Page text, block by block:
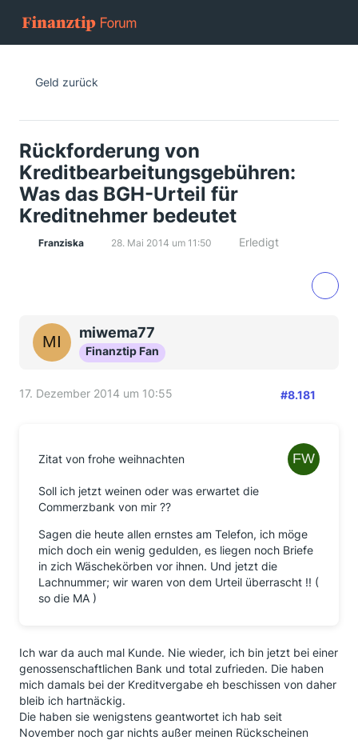
Geld zurück
Rückforderung von
Kreditbearbeitungsgebühren:
Was das BGH-Urteil für
Kreditnehmer bedeutet
Franziska 28. Mai 2014 um 11:50 Erledigt
miwema77
Finanztip Fan
17. Dezember 2014 um 10:55 #8.181
Zitat von frohe weihnachten
Soll ich jetzt weinen oder was erwartet die
Commerzbank von mir ??
Sagen die heute allen ernstes am Telefon, ich möge
mich doch ein wenig gedulden, es liegen noch Briefe
in zich Wäschekörben vor ihnen. Und jetzt die
Lachnummer; wir waren von dem Urteil überrascht !! (
so die MA )
Ich war da auch mal Kunde. Nie wieder, ich bin jetzt bei einer
genossenschaftlichen Bank und total zufrieden. Die haben
mich damals bei der Kreditvergabe eh beschissen von daher
bleib ich hartnäckig.
Die haben sie wenigstens geantwortet ich hab seit
November noch gar nichts außer meinen Rückscheinen